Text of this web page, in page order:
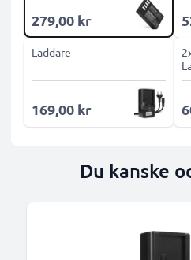
279,00 kr
Laddare
169,00 kr
Du kanske